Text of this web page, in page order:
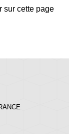
sur cette page